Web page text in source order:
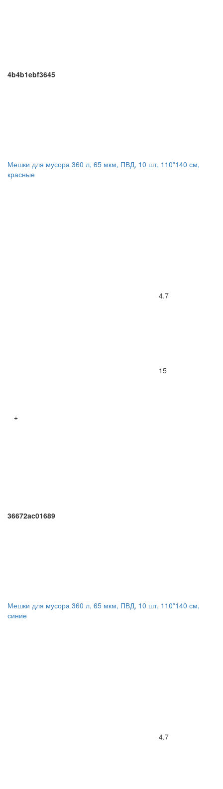
4b4b1ebf3645
Мешки для мусора 360 л, 65 мкм, ПВД, 10 шт, 110*140 см,
красные
4.7
15
+
36672ac01689
Мешки для мусора 360 л, 65 мкм, ПВД, 10 шт, 110*140 см,
синие
4.7